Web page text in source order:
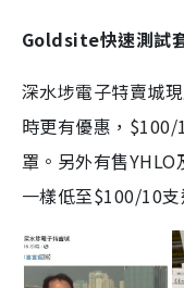
Goldsite快速測試
深水埗電子特賣城
時更有優惠，
罩。另外有售
一樣低至$100/10支